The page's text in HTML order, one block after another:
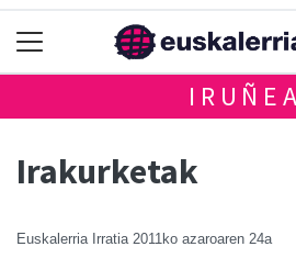
IRUÑEA
Irakurketak
Euskalerria Irratia 2011ko azaroaren 24a